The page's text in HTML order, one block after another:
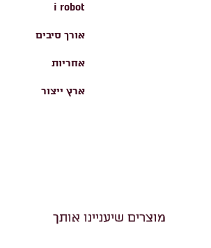
i robot
אורך סיבים
אחריות
ארץ ייצור
מוצרים שיעניינו אותך